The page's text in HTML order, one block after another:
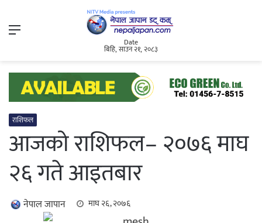
Menu
Date
बिहि, साउन २१, २०८३
राशिफल
आजको राशिफल– २०७६ माघ
२६ गते आइतबार
नेपाल जापान माघ २६, २०७६